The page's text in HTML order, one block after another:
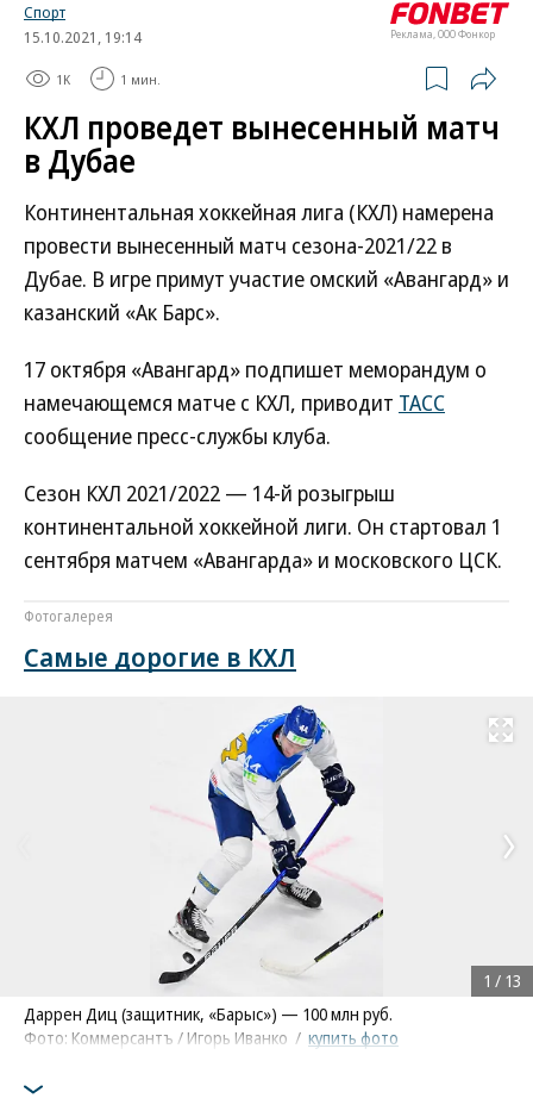
Реклама, ООО Фонкор
Спорт
15.10.2021, 19:14
1K 1 мин.
КХЛ проведет вынесенный матч
в Дубае
Континентальная хоккейная лига (КХЛ) намерена
провести вынесенный матч сезона-2021/22 в
Дубае. В игре примут участие омский «Авангард» и
казанский «Ак Барс».
17 октября «Авангард» подпишет меморандум о
намечающемся матче с КХЛ, приводит ТАСС
сообщение пресс-службы клуба.
Сезон КХЛ 2021/2022 — 14-й розыгрыш
континентальной хоккейной лиги. Он стартовал 1
сентября матчем «Авангарда» и московского ЦСК.
Фотогалерея
Самые дорогие в КХЛ
Развернуть
Даррен Диц (защитник, «Барыс») — 100 млн руб.
Фото: Коммерсантъ / Игорь Иванко / купить фото
1 / 13